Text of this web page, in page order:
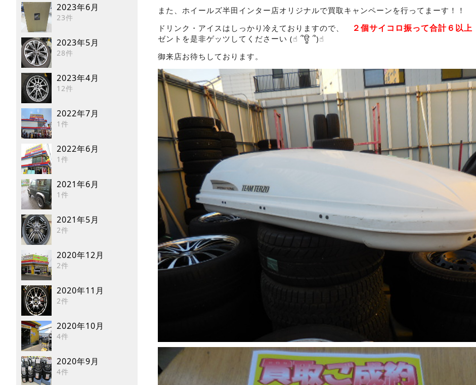
2023年6月
23件
2023年5月
28件
2023年4月
12件
2022年7月
1件
2022年6月
1件
2021年6月
1件
2021年5月
2件
2020年12月
2件
2020年11月
2件
2020年10月
4件
2020年9月
4件
また、ホイールズ半田インター店オリジナルで買取キャンペーンを行ってまーす！！
ドリンク・アイスはしっかり冷えておりますので、
２個サイコロ振って合計６以上
ゼントを是非ゲッツしてくださーい (☝︎ ՞ਊ ՞)☝︎
御来店お待ちしております。